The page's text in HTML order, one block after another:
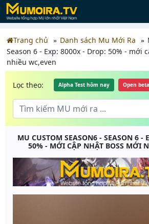
Trang chủ Danh sách Mu Mới Ra
Season 6 - Exp: 8000x - Drop: 50% - mới
nhiều wc,even
Lọc theo: Alpha Test hôm nay Open
MU CUSTOM SEASON6 - SEASON 6 -
50% - MỚI CẬP NHẬT BOSS MỚI